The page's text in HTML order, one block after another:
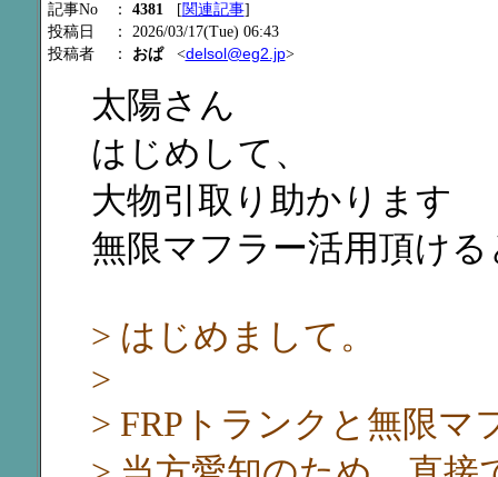
記事No
： 4381[関連記事]
投稿日
： 2026/03/17(Tue) 06:43
投稿者
： おぱ<delsol@eg2.jp>
太陽さん
はじめして、
大物引取り助かります
無限マフラー活用頂け
> はじめまして。
>
> FRPトランクと無限マ